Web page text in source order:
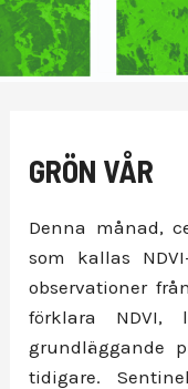
GRÖN VÅR
Denna månad,
som kallas
observationer
förklara
grundläggande
tidigare.